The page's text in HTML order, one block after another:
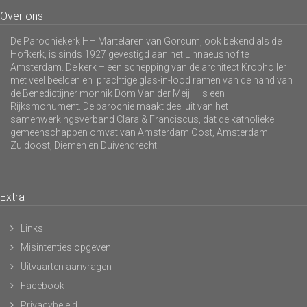
Over ons
De Parochiekerk HH Martelaren van Gorcum, ook bekend als de
Hofkerk, is sinds 1927 gevestigd aan het Linnaeushof te
Amsterdam. De kerk – een schepping van de architect Kropholler
met veel beelden en prachtige glas-in-lood ramen van de hand van
de Benedictijner monnik Dom Van der Meij – is een
Rijksmonument. De parochie maakt deel uit van het
samenwerkingsverband Clara & Franciscus, dat de katholieke
gemeenschappen omvat van Amsterdam Oost, Amsterdam
Zuidoost, Diemen en Duivendrecht.
Extra
Links
Misintenties opgeven
Uitvaarten aanvragen
Facebook